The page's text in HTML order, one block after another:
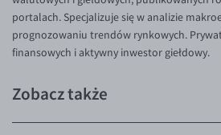
portalach. Specjalizuje się w analizie
prognozowaniu trendów rynkowych.
finansowych i aktywny inwestor giełdowy.
Zobacz także